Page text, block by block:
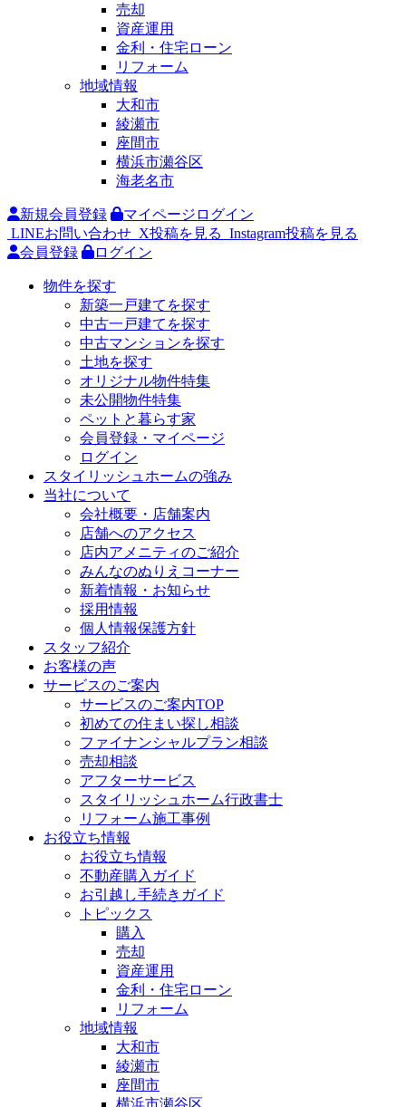
売却
資産運用
金利・住宅ローン
リフォーム
地域情報
大和市
綾瀬市
座間市
横浜市瀬谷区
海老名市
新規会員登録
マイページログイン
LINEお問い合わせ X投稿を見る Instagram投稿を見る
会員登録
ログイン
物件を探す
新築一戸建てを探す
中古一戸建てを探す
中古マンションを探す
土地を探す
オリジナル物件特集
未公開物件特集
ペットと暮らす家
会員登録・マイページ
ログイン
スタイリッシュホームの強み
当社について
会社概要・店舗案内
店舗へのアクセス
店内アメニティのご紹介
みんなのぬりえコーナー
新着情報・お知らせ
採用情報
個人情報保護方針
スタッフ紹介
お客様の声
サービスのご案内
サービスのご案内TOP
初めての住まい探し相談
ファイナンシャルプラン相談
売却相談
アフターサービス
スタイリッシュホーム行政書士
リフォーム施工事例
お役立ち情報
お役立ち情報
不動産購入ガイド
お引越し手続きガイド
トピックス
購入
売却
資産運用
金利・住宅ローン
リフォーム
地域情報
大和市
綾瀬市
座間市
横浜市瀬谷区